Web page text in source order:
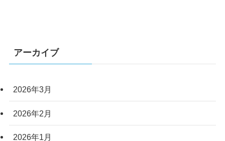
アーカイブ
2026年3月
2026年2月
2026年1月